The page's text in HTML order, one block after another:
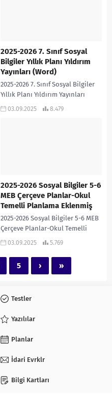
2025-2026 7. Sınıf Sosyal
Bilgiler Yıllık Planı Yıldırım
Yayınları (Word)
2025-2026 7. Sınıf Sosyal Bilgiler
Yıllık Planı Yıldırım Yayınları
(Word) 2025-2026 7. SINIF SOSYAL
03.09.2025 8.479
2025-2026 Sosyal Bilgiler 5-6
MEB Çerçeve Planlar-Okul
Temelli Planlama Eklenmiş
2025-2026 Sosyal Bilgiler 5-6 MEB
Çerçeve Planlar-Okul Temelli
Planlama Eklenmiş 2025-2026
Planlar-OKUL TEMELLİ PLANLAMA
EKLENMİŞ...
03.09.2025 5.769
5 › »
Testler
Yazılılar
Planlar
İdari Evrklr
Bilgi Kartları